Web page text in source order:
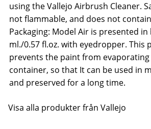
using the Vallejo Airbrush Cleaner.
not flammable, and does not
Packaging: Model Air is presented
ml./0.57 fl.oz. with eyedropper. This
prevents the paint from
container, so that It can be used in
and preserved for a long time.
Visa alla produkter från Vallejo